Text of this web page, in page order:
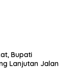
Bupati
Lanjutan Jalan